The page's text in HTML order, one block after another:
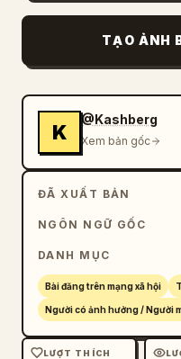
TẠO ẢNH
K
@Kashberg
Xem bản gốc
ĐÃ XUẤT BẢN
NGÔN NGỮ GỐC
DANH MỤC
Bài đăng trên mạng xã hội
Người có ảnh hưởng / Người
LƯỢT THÍCH